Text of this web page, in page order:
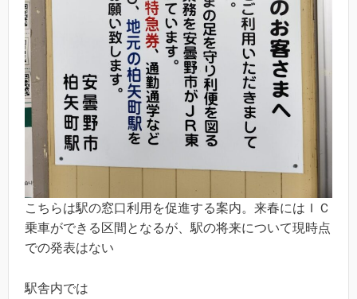
こちらは駅の窓口利用を促進する案内。来春にはＩＣ
乗車ができる区間となるが、駅の将来について現時点
での発表はない
駅舎内では